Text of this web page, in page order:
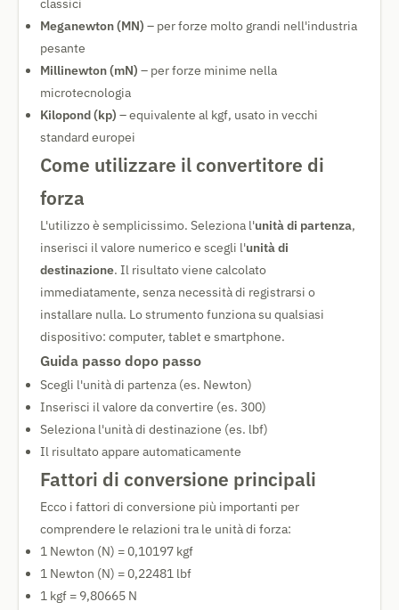
classici
Meganewton (MN) – per forze molto grandi nell'industria
pesante
Millinewton (mN) – per forze minime nella
microtecnologia
Kilopond (kp) – equivalente al kgf, usato in vecchi
standard europei
Come utilizzare il convertitore di
forza
L'utilizzo è semplicissimo. Seleziona l'unità di partenza,
inserisci il valore numerico e scegli l'unità di
destinazione. Il risultato viene calcolato
immediatamente, senza necessità di registrarsi o
installare nulla. Lo strumento funziona su qualsiasi
dispositivo: computer, tablet e smartphone.
Guida passo dopo passo
Scegli l'unità di partenza (es. Newton)
Inserisci il valore da convertire (es. 300)
Seleziona l'unità di destinazione (es. lbf)
Il risultato appare automaticamente
Fattori di conversione principali
Ecco i fattori di conversione più importanti per
comprendere le relazioni tra le unità di forza:
1 Newton (N) = 0,10197 kgf
1 Newton (N) = 0,22481 lbf
1 kgf = 9,80665 N